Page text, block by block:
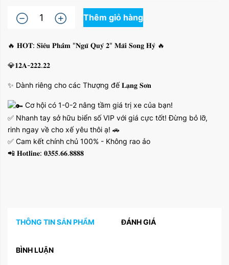
Thêm giỏ hàng
🔥 𝐇𝐎𝐓: 𝐒𝐢𝐞̂𝐮 𝐏𝐡𝐚̂̉𝐦 "𝐍𝐠𝐮̃ 𝐐𝐮𝐲́ 𝟐" 𝐌𝐚̃𝐢 𝐒𝐨𝐧𝐠 𝐇𝐲̉ 🔥
💎𝟏𝟐𝐀-𝟐𝟐𝟐.𝟐𝟐
✨ Dành riêng cho các Thượng đế 𝐋𝐚̣𝐧𝐠 𝐒𝐨̛𝐧
Cơ hội có 1-0-2 nâng tầm giá trị xe của bạn!
✅ Nhanh tay sở hữu biển số VIP với giá cực tốt! Đừng bỏ lỡ,
rinh ngay về cho xế yêu thôi ạ! 🚗
✅ Cam kết chính chủ 100% - Không rao ảo
📲 𝐇𝐨𝐭𝐥𝐢𝐧𝐞: 𝟎𝟑𝟓𝟓.𝟔𝟔.𝟖𝟖𝟖𝟖
THÔNG TIN SẢN PHẨM ĐÁNH GIÁ
BÌNH LUẬN